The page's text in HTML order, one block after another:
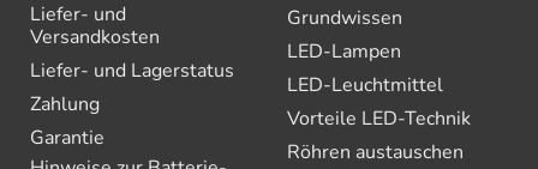
Liefer- und
Versandkosten
Liefer- und Lagerstatus
Zahlung
Garantie
Grundwissen
LED-Lampen
LED-Leuchtmittel
Vorteile LED-Technik
Röhren austauschen